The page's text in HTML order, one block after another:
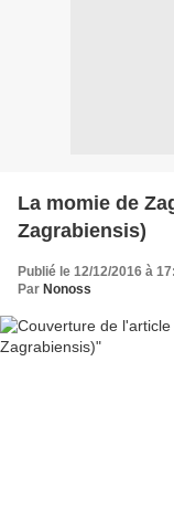
La momie de
Zagrabiensis)
Publié le 12/12/2016 à
Par Nonoss